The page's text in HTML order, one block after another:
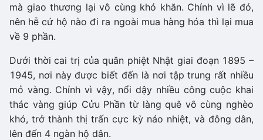
mà giao thương lại vô cùng khó khăn. Chính vì lẽ đó,
nên hễ cứ hộ nào đi ra ngoài mua hàng hóa thì lại mua
về 9 phần.
Dưới thời cai trị của quân phiệt Nhật giai đoạn 1895 –
1945, nơi này được biết đến là nơi tập trung rất nhiều
mỏ vàng. Chính vì vậy, nổi dậy nhiều công cuộc khai
thác vàng giúp Cửu Phần từ làng quê vô cùng nghèo
khó, trở thành thị trấn cực kỳ náo nhiệt, và đông dân,
lên đến 4 ngàn hộ dân.